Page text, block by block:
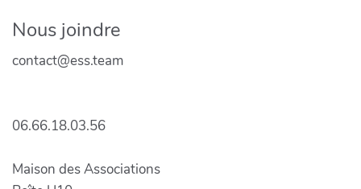
Nous joindre
contact@ess.team
06.66.18.03.56
Maison des Associations